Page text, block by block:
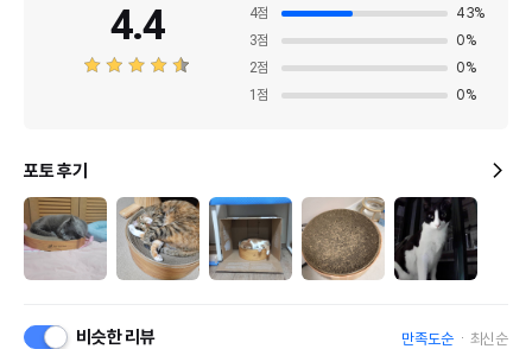
4.4
4점 43%
3점 0%
2점 0%
1 점 0%
포토 후기
비슷한 리뷰 만족도순 최신순